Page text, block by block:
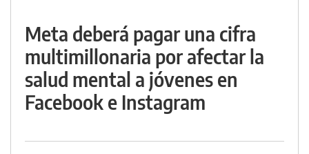
Meta deberá pagar una cifra
multimillonaria por afectar la
salud mental a jóvenes en
Facebook e Instagram